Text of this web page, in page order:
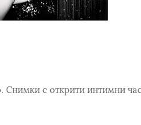
с открити интимни